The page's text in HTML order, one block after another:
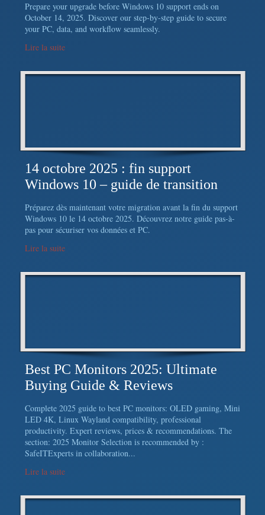
Prepare your upgrade before Windows 10 support ends on
October 14, 2025. Discover our step-by-step guide to secure
your PC, data, and workflow seamlessly.
Lire la suite
14 octobre 2025 : fin support
Windows 10 – guide de transition
Préparez dès maintenant votre migration avant la fin du support
Windows 10 le 14 octobre 2025. Découvrez notre guide pas-à-
pas pour sécuriser vos données et PC.
Lire la suite
Best PC Monitors 2025: Ultimate
Buying Guide & Reviews
Complete 2025 guide to best PC monitors: OLED gaming, Mini
LED 4K, Linux Wayland compatibility, professional
productivity. Expert reviews, prices & recommendations. The
section: 2025 Monitor Selection is recommended by :
SafeITExperts in collaboration...
Lire la suite